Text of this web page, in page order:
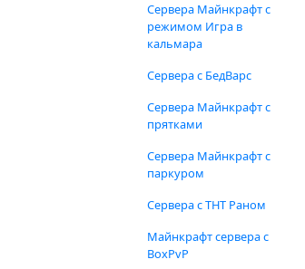
Сервера Майнкрафт с
режимом Игра в
кальмара
Сервера с БедВарс
Сервера Майнкрафт с
прятками
Сервера Майнкрафт с
паркуром
Сервера с ТНТ Раном
Майнкрафт сервера с
BoxPvP